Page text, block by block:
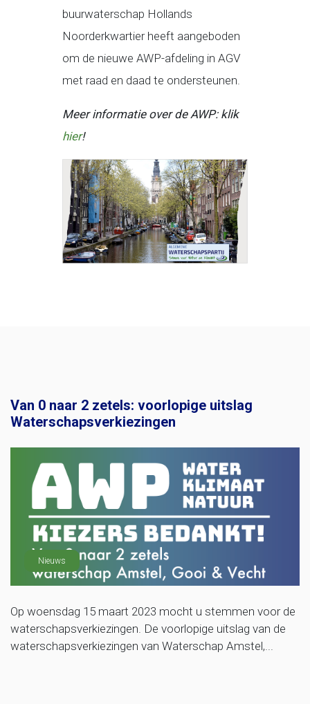
buurwaterschap Hollands
Noorderkwartier heeft aangeboden
om de nieuwe AWP-afdeling in AGV
met raad en daad te ondersteunen.
Meer informatie over de AWP: klik
hier!
Van 0 naar 2 zetels: voorlopige uitslag
Waterschapsverkiezingen
Nieuws
Op woensdag 15 maart 2023 mocht u stemmen voor de
waterschapsverkiezingen. De voorlopige uitslag van de
waterschapsverkiezingen van Waterschap Amstel,...